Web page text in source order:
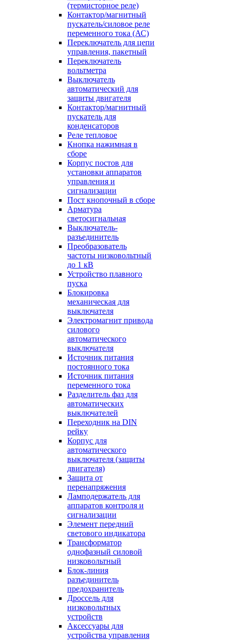
(термисторное реле)
Контактор/магнитный
пускатель/силовое реле
переменного тока (АС)
Переключатель для цепи
управления, пакетный
Переключатель
вольтметра
Выключатель
автоматический для
защиты двигателя
Контактор/магнитный
пускатель для
конденсаторов
Реле тепловое
Кнопка нажимная в
сборе
Корпус постов для
установки аппаратов
управления и
сигнализации
Пост кнопочный в сборе
Арматура
светосигнальная
Выключатель-
разъединитель
Преобразователь
частоты низковольтный
до 1 кВ
Устройство плавного
пуска
Блокировка
механическая для
выключателя
Электромагнит привода
силового
автоматического
выключателя
Источник питания
постоянного тока
Источник питания
переменного тока
Разделитель фаз для
автоматических
выключателей
Переходник на DIN
рейку
Корпус для
автоматического
выключателя (защиты
двигателя)
Защита от
перенапряжения
Ламподержатель для
аппаратов контроля и
сигнализации
Элемент передний
светового индикатора
Трансформатор
однофазный силовой
низковольтный
Блок-линия
разъединитель
предохранитель
Дроссель для
низковольтных
устройств
Аксессуары для
устройства управления